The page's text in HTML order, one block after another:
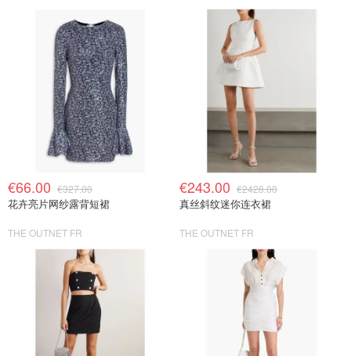
€66.00 €327.00
花卉亮片网纱露背短裙
THE OUTNET FR
€243.00 €2428.00
真丝斜纹迷你连衣裙
THE OUTNET FR